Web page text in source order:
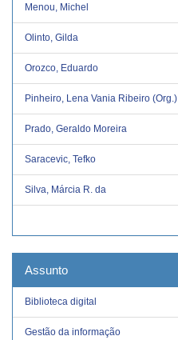
Menou, Michel
Olinto, Gilda
Orozco, Eduardo
Pinheiro, Lena Vania Ribeiro (Org.)
Prado, Geraldo Moreira
Saracevic, Tefko
Silva, Márcia R. da
Assunto
Biblioteca digital
Gestão da informação